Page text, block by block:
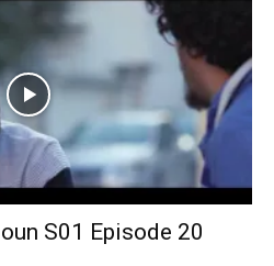
S01 Episode 20